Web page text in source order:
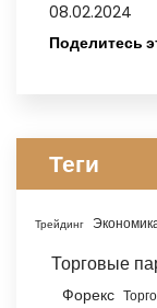
08.02.2024
Поделитесь
Теги
Трейдинг
Торговые
Форекс